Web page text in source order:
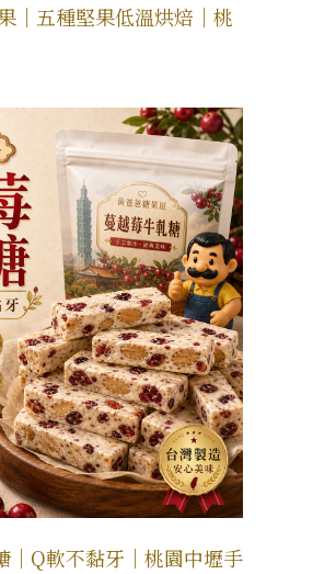
｜五種堅果低溫烘焙｜桃
｜Q軟不黏牙｜桃園中壢手